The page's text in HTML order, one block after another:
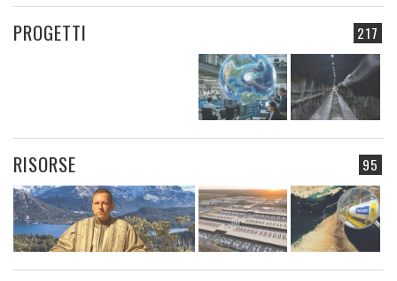
217
PROGETTI
95
RISORSE